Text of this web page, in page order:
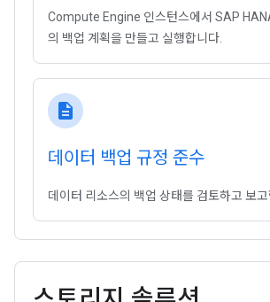
Compute Engine 인스턴스에서 SAP
의 백업 계획을 만들고 실행합니다.
description
데이터 백업 규정 준수
데이터 리소스의 백업 상태를 검토하고 보고